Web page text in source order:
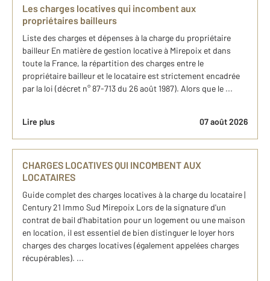
Les charges locatives qui incombent aux
propriétaires bailleurs
Liste des charges et dépenses à la charge du propriétaire
bailleur En matière de gestion locative à Mirepoix et dans
toute la France, la répartition des charges entre le
propriétaire bailleur et le locataire est strictement encadrée
par la loi (décret n° 87-713 du 26 août 1987). Alors que le ...
Lire plus 07 août 2026
CHARGES LOCATIVES QUI INCOMBENT AUX
LOCATAIRES
Guide complet des charges locatives à la charge du locataire |
Century 21 Immo Sud Mirepoix Lors de la signature d'un
contrat de bail d'habitation pour un logement ou une maison
en location, il est essentiel de bien distinguer le loyer hors
charges des charges locatives (également appelées charges
récupérables). ...